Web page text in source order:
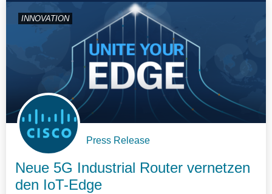
INNOVATION
Press Release
Neue 5G Industrial Router vernetzen
den IoT-Edge